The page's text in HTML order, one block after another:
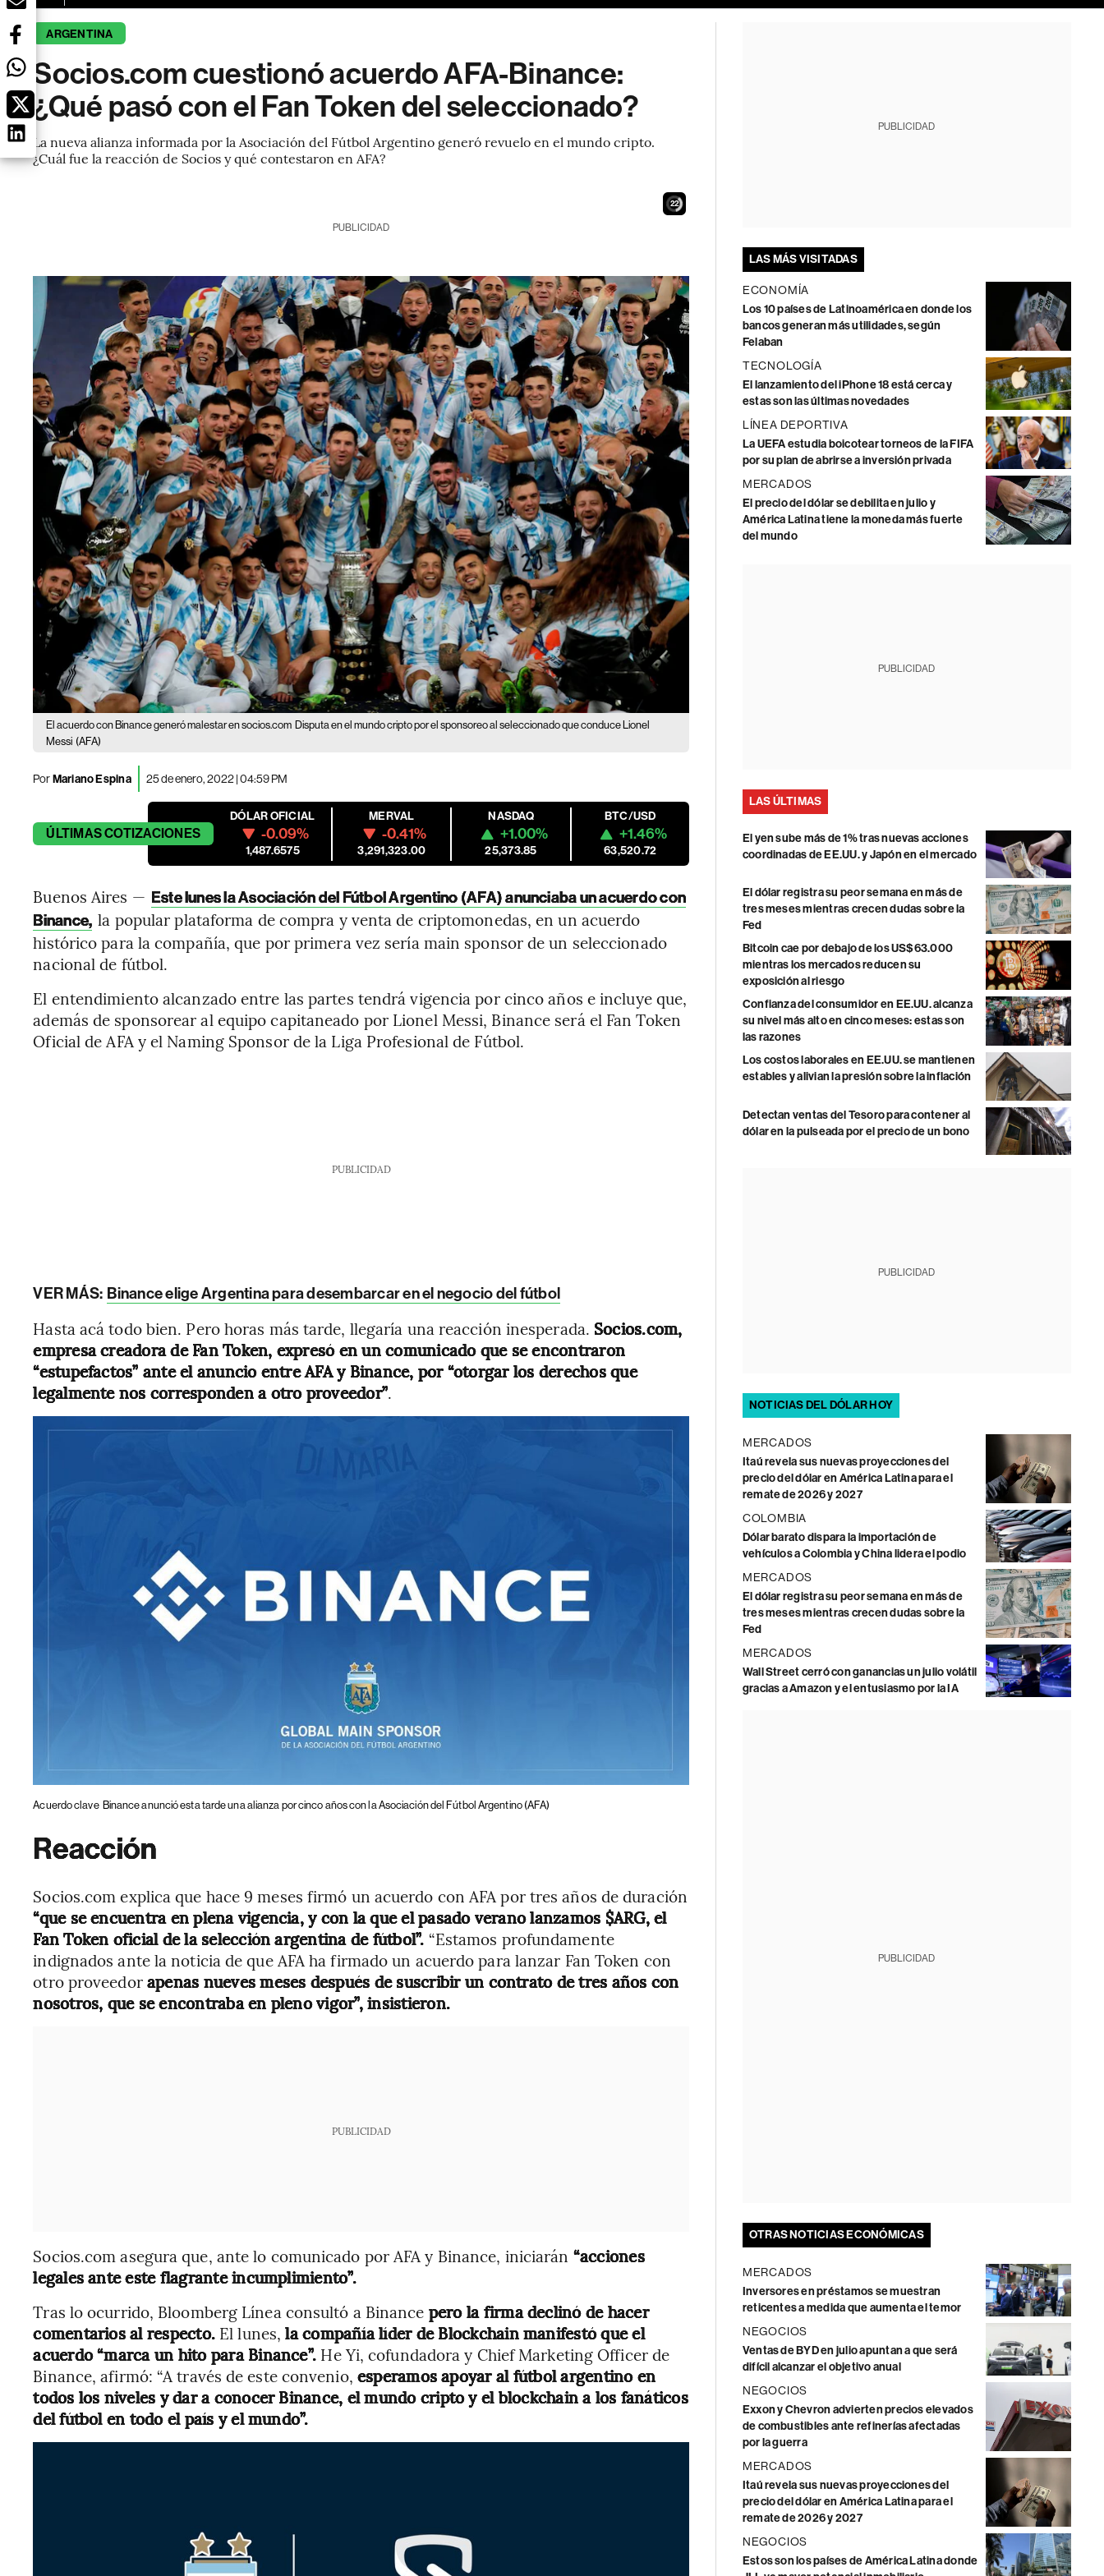
ARGENTINA
Socios.com cuestionó acuerdo AFA-Binance:
¿Qué pasó con el Fan Token del seleccionado?
La nueva alianza informada por la Asociación del Fútbol Argentino generó revuelo en el mundo cripto.
¿Cuál fue la reacción de Socios y qué contestaron en AFA?
21
PUBLICIDAD
El acuerdo con Binance generó malestar en socios.com Disputa en el mundo cripto por el sponsoreo al seleccionado que conduce Lionel
Messi (AFA)
PorMariano Espina 25 de enero, 2022 | 04:59 PM
ÚLTIMASCOTIZACIONES
DÓLAR OFICIAL
-0.09%
1,487.6575
MERVAL
-0.41%
3,291,323.00
NASDAQ
+1.00%
25,373.85
BTC/USD
+1.46%
63,520.72
Buenos Aires — Este lunes la Asociación del Fútbol Argentino (AFA) anunciaba un acuerdo con
Binance, la popular plataforma de compra y venta de criptomonedas, en un acuerdo
histórico para la compañía, que por primera vez sería main sponsor de un seleccionado
nacional de fútbol.
El entendimiento alcanzado entre las partes tendrá vigencia por cinco años e incluye que,
además de sponsorear al equipo capitaneado por Lionel Messi, Binance será el Fan Token
Oficial de AFA y el Naming Sponsor de la Liga Profesional de Fútbol.
PUBLICIDAD
VER MÁS: Binance elige Argentina para desembarcar en el negocio del fútbol
Hasta acá todo bien. Pero horas más tarde, llegaría una reacción inesperada. Socios.com,
empresa creadora de Fan Token, expresó en un comunicado que se encontraron
“estupefactos” ante el anuncio entre AFA y Binance, por “otorgar los derechos que
legalmente nos corresponden a otro proveedor”.
Acuerdo clave Binance anunció esta tarde una alianza por cinco años con la Asociación del Fútbol Argentino (AFA)
Reacción
Socios.com explica que hace 9 meses firmó un acuerdo con AFA por tres años de duración
“que se encuentra en plena vigencia, y con la que el pasado verano lanzamos $ARG, el
Fan Token oficial de la selección argentina de fútbol”. “Estamos profundamente
indignados ante la noticia de que AFA ha firmado un acuerdo para lanzar Fan Token con
otro proveedorapenas nueves meses después de suscribir un contrato de tres años con
nosotros, que se encontraba en pleno vigor”, insistieron.
PUBLICIDAD
Socios.com asegura que, ante lo comunicado por AFA y Binance, iniciarán “acciones
legales ante este flagrante incumplimiento”.
Tras lo ocurrido, Bloomberg Línea consultó a Binance pero la firma declinó de hacer
comentarios al respecto. El lunes, la compañía líder de Blockchain manifestó que el
acuerdo “marca un hito para Binance”. He Yi, cofundadora y Chief Marketing Officer de
Binance, afirmó: “A través de este convenio, esperamos apoyar al fútbol argentino en
todos los niveles y dar a conocer Binance, el mundo cripto y el blockchain a los fanáticos
del fútbol en todo el país y el mundo”.
PUBLICIDAD
LAS MÁS VISITADAS
ECONOMÍA
Los 10 países de Latinoamérica en donde los
bancos generan más utilidades, según
Felaban
TECNOLOGÍA
El lanzamiento del iPhone 18 está cerca y
estas son las últimas novedades
LÍNEA DEPORTIVA
La UEFA estudia boicotear torneos de la FIFA
por su plan de abrirse a inversión privada
MERCADOS
El precio del dólar se debilita en julio y
América Latina tiene la moneda más fuerte
del mundo
PUBLICIDAD
LAS ÚLTIMAS
El yen sube más de 1% tras nuevas acciones
coordinadas de EE.UU. y Japón en el mercado
El dólar registra su peor semana en más de
tres meses mientras crecen dudas sobre la
Fed
Bitcoin cae por debajo de los US$63.000
mientras los mercados reducen su
exposición al riesgo
Confianza del consumidor en EE.UU. alcanza
su nivel más alto en cinco meses: estas son
las razones
Los costos laborales en EE.UU. se mantienen
estables y alivian la presión sobre la inflación
Detectan ventas del Tesoro para contener al
dólar en la pulseada por el precio de un bono
PUBLICIDAD
NOTICIAS DEL DÓLAR HOY
MERCADOS
Itaú revela sus nuevas proyecciones del
precio del dólar en América Latina para el
remate de 2026 y 2027
COLOMBIA
Dólar barato dispara la importación de
vehículos a Colombia y China lidera el podio
MERCADOS
El dólar registra su peor semana en más de
tres meses mientras crecen dudas sobre la
Fed
MERCADOS
Wall Street cerró con ganancias un julio volátil
gracias a Amazon y el entusiasmo por la IA
PUBLICIDAD
OTRAS NOTICIAS ECONÓMICAS
MERCADOS
Inversores en préstamos se muestran
reticentes a medida que aumenta el temor
NEGOCIOS
Ventas de BYD en julio apuntan a que será
difícil alcanzar el objetivo anual
NEGOCIOS
Exxon y Chevron advierten precios elevados
de combustibles ante refinerías afectadas
por la guerra
MERCADOS
Itaú revela sus nuevas proyecciones del
precio del dólar en América Latina para el
remate de 2026 y 2027
NEGOCIOS
Estos son los países de América Latina donde